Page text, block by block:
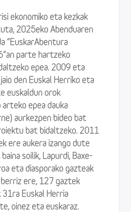
ekonomiko eta kezkak
2025eko Abenduaren
“EuskarAbentura
parte hartzeko
epea. 2009 eta
den Euskal Herriko eta
euskaldun orok
epea dauka
aurkezpen bideo bat
bat bidaltzeko. 2011
ere aukera izango dute
soilik, Lapurdi, Baxe-
eta diasporako gazteak
ere, 127 gaztek
Euskal Herria
oinez eta euskaraz.